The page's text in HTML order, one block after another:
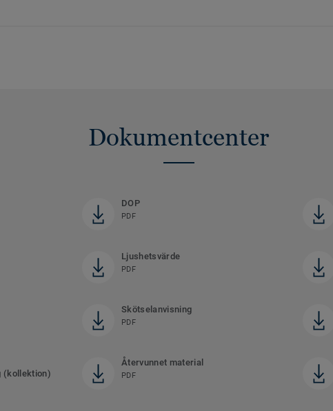
Dokumentcenter
DOP
PDF
Ljushetsvärde
PDF
Skötselanvisning
PDF
(kollektion)
Återvunnet material
PDF